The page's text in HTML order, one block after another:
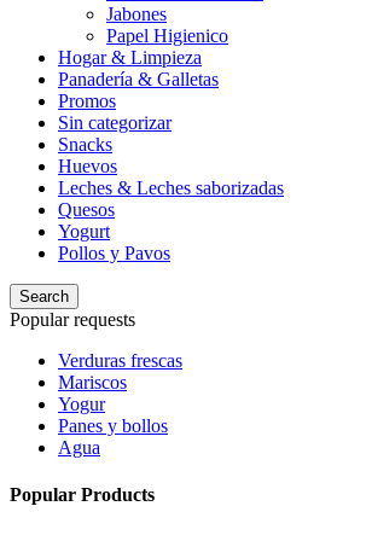
Jabones
Papel Higienico
Hogar & Limpieza
Panadería & Galletas
Promos
Sin categorizar
Snacks
Huevos
Leches & Leches saborizadas
Quesos
Yogurt
Pollos y Pavos
Search
Popular requests
Verduras frescas
Mariscos
Yogur
Panes y bollos
Agua
Popular Products